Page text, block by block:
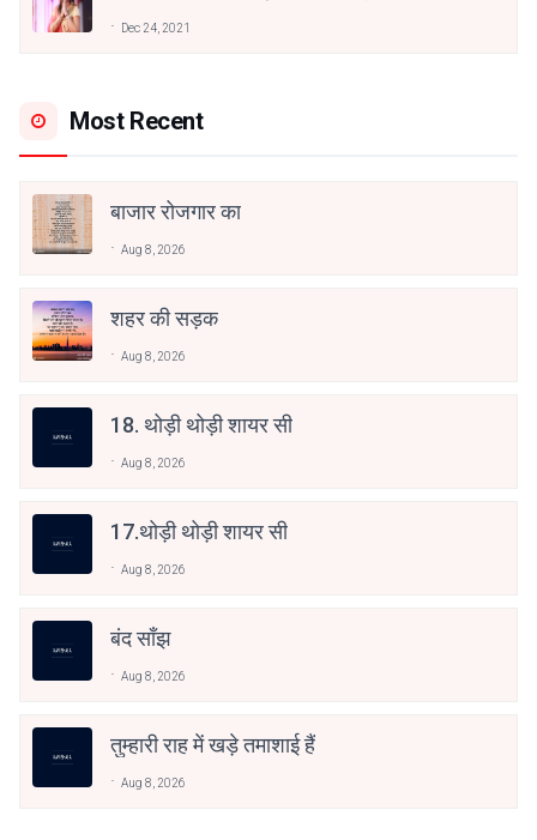
Dec 24, 2021
Most Recent
बाजार रोजगार का
Aug 8, 2026
शहर की सड़क
Aug 8, 2026
18. थोड़ी थोड़ी शायर सी
Aug 8, 2026
17.थोड़ी थोड़ी शायर सी
Aug 8, 2026
बंद साँझ
Aug 8, 2026
तुम्हारी राह में खड़े तमाशाई हैं
Aug 8, 2026